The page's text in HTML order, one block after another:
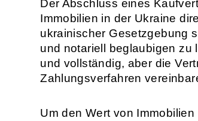
Der Abschluss eines
Immobilien in der Ukraine
ukrainischer Gesetzgebung
und notariell beglaubigen zu
und vollständig, aber die
Zahlungsverfahren
Um den Wert von